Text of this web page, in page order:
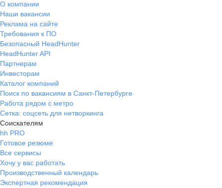
О компании
Наши вакансии
Реклама на сайте
Требования к ПО
Безопасный HeadHunter
HeadHunter API
Партнерам
Инвесторам
Каталог компаний
Поиск по вакансиям в Санкт-Петербурге
Работа рядом с метро
Сетка: соцсеть для нетворкинга
Соискателям
hh PRO
Готовое резюме
Все сервисы
Хочу у вас работать
Производственный календарь
Экспертная рекомендация